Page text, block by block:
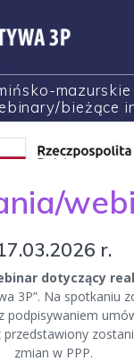
do
treści
mazurskie
bieżące
r.
dotyczący
3P”. Na spotkaniu
podpisywaniem
zmian w PPP.